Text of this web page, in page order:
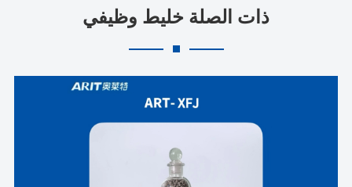
ذات الصلة خليط وظيفي